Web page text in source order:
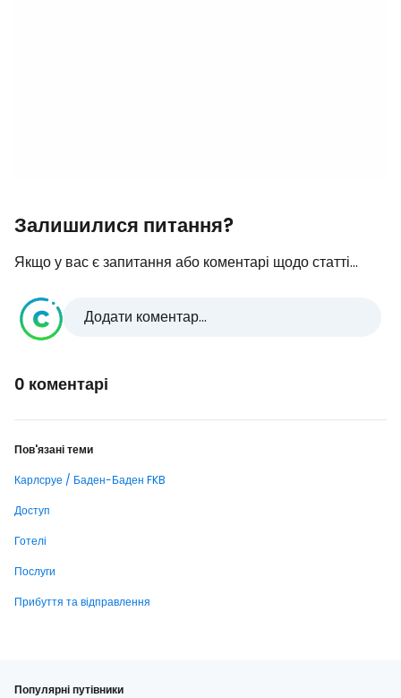
Залишилися питання?
Якщо у вас є запитання або коментарі щодо статті...
Додати коментар...
0 коментарі
Пов'язані теми
Карлсруе / Баден-Баден FKB
Доступ
Готелі
Послуги
Прибуття та відправлення
Популярні путівники